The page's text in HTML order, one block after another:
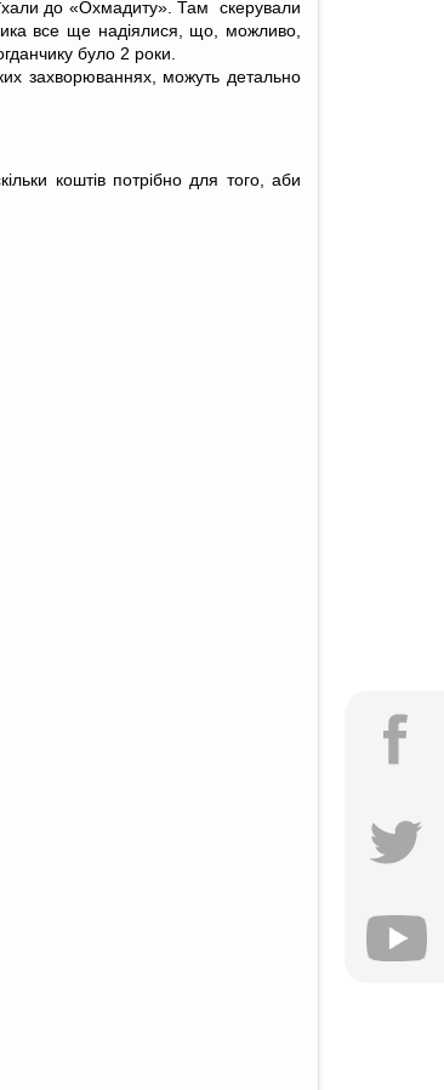
до «Охмадиту». Там скерували
все ще надіялися, що, можливо,
було 2 роки.
захворюваннях, можуть детально
коштів потрібно для того, аби